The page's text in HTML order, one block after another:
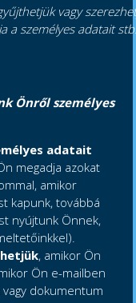
vagy
a személyes adatait
Önről személyes
adatait
megadja azokat
amikor
kapunk, továbbá
nyújtunk Önnek,
, amikor Ön
Ön e-mailben
dokumentum